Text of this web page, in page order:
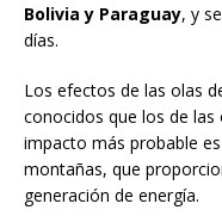
Bolivia y Paraguay, y
días.
Los efectos de las olas
conocidos que los de las
impacto más probable
montañas, que
generación de energía.